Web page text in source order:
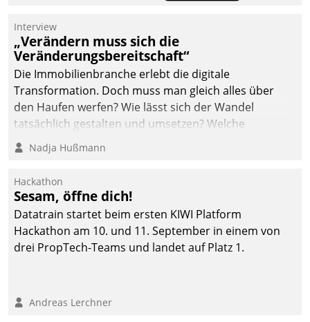
Die monatlichen
Mitteilungen zum
Heizungs- und
Wasserverbrauch gehen
automatisiert, vollständig
und auf Wunsch über
mehrere zuvor
Kommunikationswege bei
Interview
„Verändern muss sich die
Veränderungsbereitschaft“
Die Immobilienbranche erlebt die digitale
Transformation. Doch muss man gleich alles über
den Haufen werfen? Wie lässt sich der Wandel
tatsächlich gestalten und umsetzen? Welche
Argumente zählen wirklich?
Nadja Hußmann
Hackathon
Sesam, öffne dich!
Datatrain startet beim ersten KIWI Platform
Hackathon am 10. und 11. September in einem von
drei PropTech-Teams und landet auf Platz 1.
Andreas Lerchner